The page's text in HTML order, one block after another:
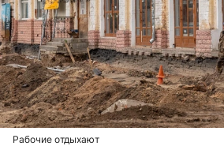
Рабочие отдыхают